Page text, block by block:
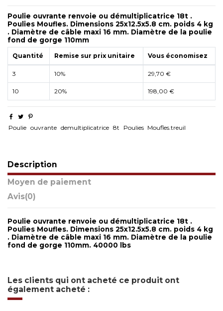
Poulie ouvrante renvoie ou démultiplicatrice 18t .
Poulies Moufles. Dimensions 25x12.5x5.8 cm. poids 4 kg
. Diamètre de câble maxi 16 mm. Diamètre de la poulie
fond de gorge 110mm
Quantité Remise sur prix unitaire Vous économisez
3 10% 29,70 €
10 20% 198,00 €
Poulie ouvrante demultiplicatrice 8t Poulies Moufles.treuil
Description
Moyen de paiement
Avis(0)
Poulie ouvrante renvoie ou démultiplicatrice 18t .
Poulies Moufles. Dimensions 25x12.5x5.8 cm. poids 4 kg
. Diamètre de câble maxi 16 mm. Diamètre de la poulie
fond de gorge 110mm. 40000 lbs
Les clients qui ont acheté ce produit ont
également acheté :